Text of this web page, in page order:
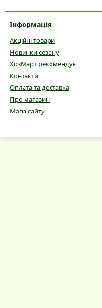
Інформація
Акційні товари
Новинки сезону
ХозМарт рекомендує
Контакти
Оплата та доставка
Про магазин
Мапа сайту